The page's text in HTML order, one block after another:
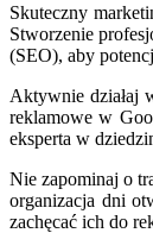
Skuteczny
Stworzenie
(SEO), aby
Aktywnie działaj
reklamowe w
eksperta w
Nie zapominaj o
organizacja dni
zachęcać ich do